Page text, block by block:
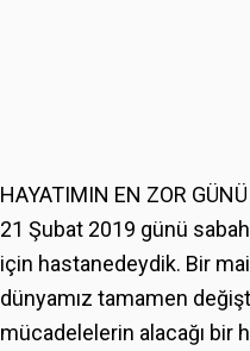
HAYATIMIN EN ZOR GÜNÜ
21 Şubat 2019 günü
için hastanedeydik. Bir
dünyamız tamamen
mücadelelerin alacağı bir